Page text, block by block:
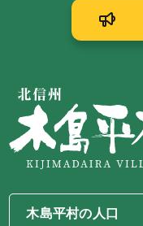
木島平村の人口